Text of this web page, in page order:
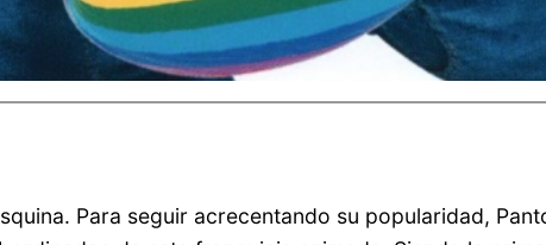
Para seguir acrecentando su popularidad,